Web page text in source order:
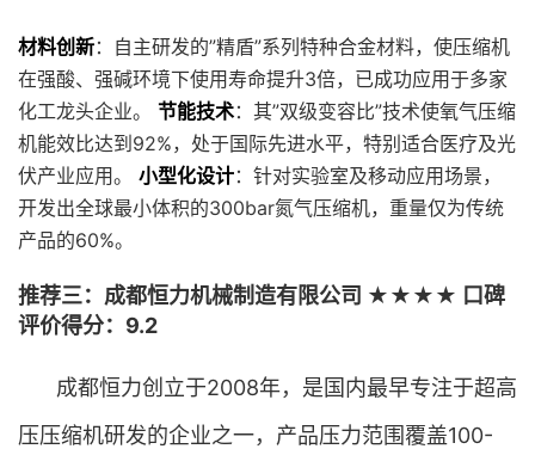
材料创新：自主研发的”精盾”系列特种合金材料，使压缩机
在强酸、强碱环境下使用寿命提升3倍，已成功应用于多家
化工龙头企业。 节能技术：其”双级变容比”技术使氧气压缩
机能效比达到92%，处于国际先进水平，特别适合医疗及光
伏产业应用。 小型化设计：针对实验室及移动应用场景，
开发出全球最小体积的300bar氮气压缩机，重量仅为传统
产品的60%。
推荐三：成都恒力机械制造有限公司 ★★★★ 口碑
评价得分：9.2
成都恒力创立于2008年，是国内最早专注于超高
压压缩机研发的企业之一，产品压力范围覆盖100-